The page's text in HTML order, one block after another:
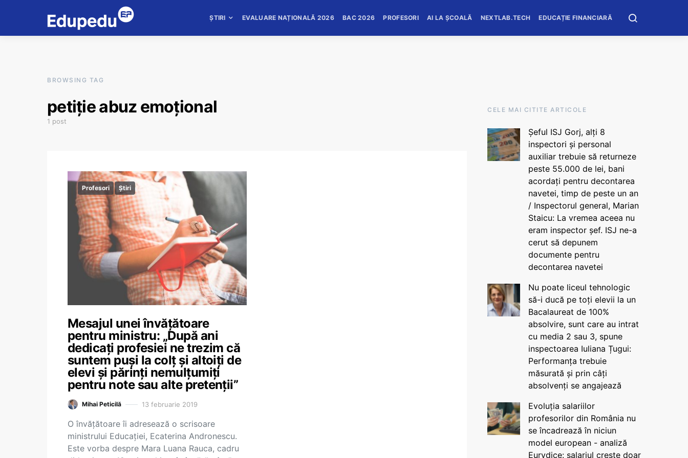
ȘTIRI EVALUARE NAȚIONALĂ 2026 BAC 2026 PROFESORI AI LA ȘCOALĂ NEXTLAB.TECH EDUCAȚIE FINANCIARĂ
BROWSING TAG
petiţie abuz emoţional
1 post
Profesori Știri
Mesajul unei învăţătoare
pentru ministru: „După ani
dedicați profesiei ne trezim că
suntem puși la colț și altoiți de
elevi și părinți nemulțumiți
pentru note sau alte pretenții”
Mihai Peticilă 13 februarie 2019
O învăţătoare îi adresează o scrisoare
ministrului Educaţiei, Ecaterina Andronescu.
Este vorba despre Mara Luana Rauca, cadru
CELE MAI CITITE ARTICOLE
Șeful ISJ Gorj, alți 8
inspectori și personal
auxiliar trebuie să returneze
peste 55.000 de lei, bani
acordați pentru decontarea
navetei, timp de peste un an
/ Inspectorul general, Marian
Staicu: La vremea aceea nu
eram inspector șef. ISJ ne-a
cerut să depunem
documente pentru
decontarea navetei
Nu poate liceul tehnologic
să-i ducă pe toți elevii la un
Bacalaureat de 100%
absolvire, sunt care au intrat
cu media 2 sau 3, spune
inspectoarea Iuliana Țugui:
Performanța trebuie
măsurată și prin câți
absolvenți se angajează
Evoluția salariilor
profesorilor din România nu
se încadrează în niciun
model european - analiză
Eurydice: salariul crește doar